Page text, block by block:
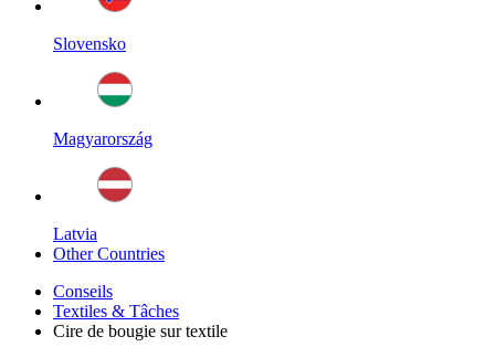
Slovensko
Magyarország
Latvia
Other Countries
Conseils
Textiles & Tâches
Cire de bougie sur textile